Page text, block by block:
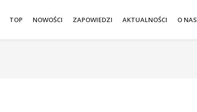
TOP NOWOŚCI ZAPOWIEDZI AKTUALNOŚCI O NAS